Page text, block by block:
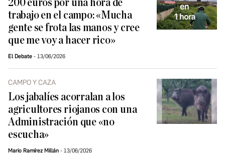
200 euros por una hora de
trabajo en el campo: «Mucha
gente se frota las manos y cree
que me voy a hacer rico»
El Debate 13/06/2026
CAMPO Y CAZA
Los jabalíes acorralan a los
agricultores riojanos con una
Administración que «no
escucha»
Mario Ramírez Millán 13/06/2026